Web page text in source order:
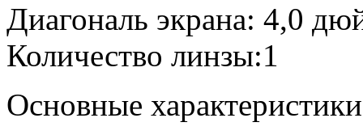
Диагональ экрана: 4,0
Количество линзы:1
Основные характеристики